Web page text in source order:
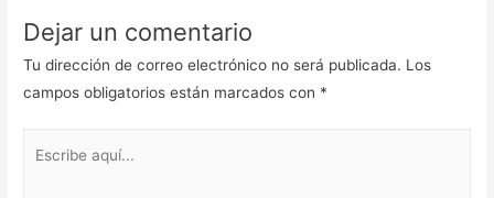
Dejar un comentario
Tu dirección de correo electrónico no será publicada. Los
campos obligatorios están marcados con *